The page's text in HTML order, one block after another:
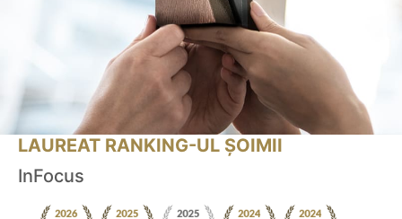
LAUREAT RANKING-UL ȘOIMII
InFocus